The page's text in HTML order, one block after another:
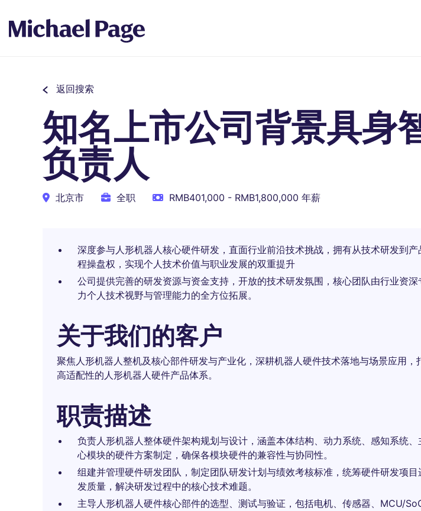
返回搜索
知名上市公司背景具身
负责人
北京市 全职 RMB401,000 - RMB1,800,000 年薪
深度参与人形机器人核心硬件研发，直面行业前沿技术挑战，拥有从技术研发到
程操盘权，实现个人技术价值与职业发展的双重提升
公司提供完善的研发资源与资金支持，开放的技术研发氛围，核心团队由行业资深
力个人技术视野与管理能力的全方位拓展。
关于我们的客户
聚焦人形机器人整机及核心部件研发与产业化，深耕机器人硬件技术落地与场景应用，
高适配性的人形机器人硬件产品体系。
职责描述
负责人形机器人整体硬件架构规划与设计，涵盖本体结构、动力系统、感知系统
心模块的硬件方案制定，确保各模块硬件的兼容性与协同性。
组建并管理硬件研发团队，制定团队研发计划与绩效考核标准，统筹硬件研发项
发质量，解决研发过程中的核心技术难题。
主导人形机器人硬件核心部件的选型、测试与验证，包括电机、传感器、MCU/